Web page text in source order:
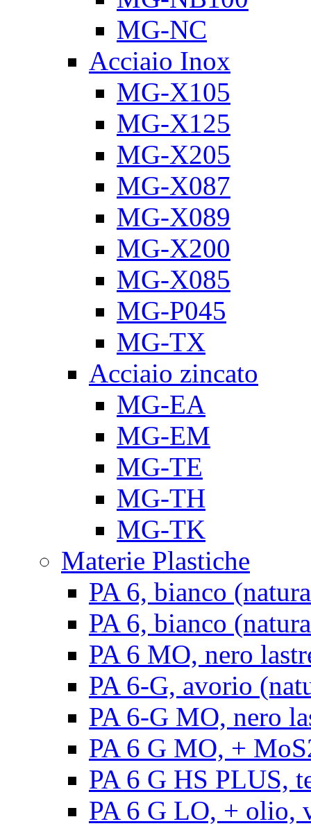
MG-NC
Acciaio Inox
MG-X105
MG-X125
MG-X205
MG-X087
MG-X089
MG-X200
MG-X085
MG-P045
MG-TX
Acciaio zincato
MG-EA
MG-EM
MG-TE
MG-TH
MG-TK
Materie Plastiche
PA 6, bianco
PA 6, bianco
PA 6 MO, nero
PA 6-G, avorio
PA 6-G MO, nero
PA 6 G MO, +
PA 6 G HS PLUS,
PA 6 G LO, + olio,